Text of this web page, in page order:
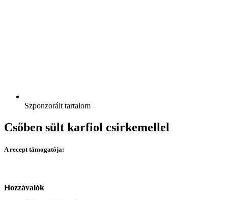
Szponzorált tartalom
Csőben sült karfiol csirkemellel
A recept támogatója:
Hozzávalók